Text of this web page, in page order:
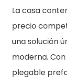
La casa
precio
una solución
moderna.
plegable